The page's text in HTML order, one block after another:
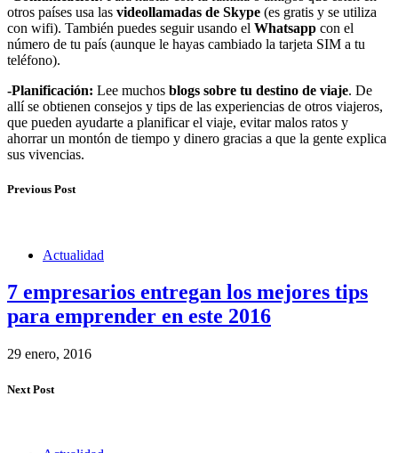
otros países usa las videollamadas de Skype (es gratis y se utiliza
con wifi). También puedes seguir usando el Whatsapp con el
número de tu país (aunque le hayas cambiado la tarjeta SIM a tu
teléfono).
-Planificación: Lee muchos blogs sobre tu destino de viaje. De
allí se obtienen consejos y tips de las experiencias de otros viajeros,
que pueden ayudarte a planificar el viaje, evitar malos ratos y
ahorrar un montón de tiempo y dinero gracias a que la gente explica
sus vivencias.
Previous Post
Actualidad
7 empresarios entregan los mejores tips
para emprender en este 2016
29 enero, 2016
Next Post